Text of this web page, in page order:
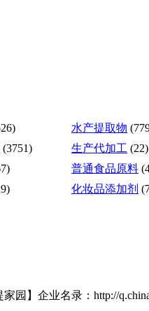
水产提取物
(3751) 生产代加工 (22)
普通食品原料
化妆品添加剂
】企业名录：http://